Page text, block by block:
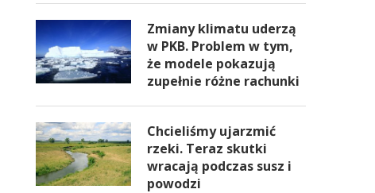
Zmiany klimatu uderzą
w PKB. Problem w tym,
że modele pokazują
zupełnie różne rachunki
Chcieliśmy ujarzmić
rzeki. Teraz skutki
wracają podczas susz i
powodzi